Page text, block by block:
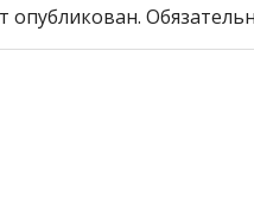
опубликован.